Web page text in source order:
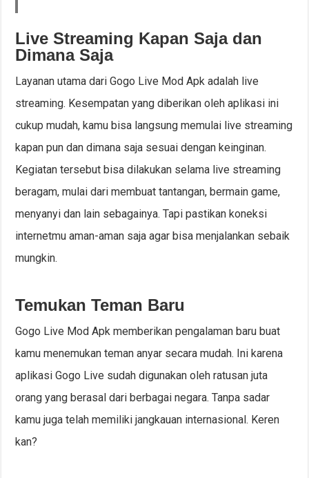
Live Streaming Kapan Saja dan
Dimana Saja
Layanan utama dari Gogo Live Mod Apk adalah live
streaming. Kesempatan yang diberikan oleh aplikasi ini
cukup mudah, kamu bisa langsung memulai live streaming
kapan pun dan dimana saja sesuai dengan keinginan.
Kegiatan tersebut bisa dilakukan selama live streaming
beragam, mulai dari membuat tantangan, bermain game,
menyanyi dan lain sebagainya. Tapi pastikan koneksi
internetmu aman-aman saja agar bisa menjalankan sebaik
mungkin.
Temukan Teman Baru
Gogo Live Mod Apk memberikan pengalaman baru buat
kamu menemukan teman anyar secara mudah. Ini karena
aplikasi Gogo Live sudah digunakan oleh ratusan juta
orang yang berasal dari berbagai negara. Tanpa sadar
kamu juga telah memiliki jangkauan internasional. Keren
kan?